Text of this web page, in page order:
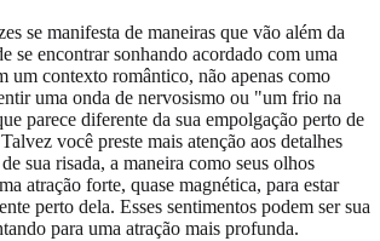
se manifesta de maneiras que vão além da
se encontrar sonhando acordado com uma
um contexto romântico, não apenas como
uma onda de nervosismo ou "um frio na
parece diferente da sua empolgação perto de
você preste mais atenção aos detalhes
sua risada, a maneira como seus olhos
atração forte, quase magnética, para estar
perto dela. Esses sentimentos podem ser sua
para uma atração mais profunda.